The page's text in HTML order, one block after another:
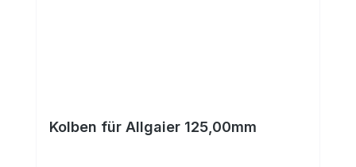
Kolben für Allgaier 125,00mm